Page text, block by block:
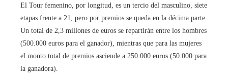
El Tour femenino, por longitud, es un tercio del masculino, siete
etapas frente a 21, pero por premios se queda en la décima parte.
Un total de 2,3 millones de euros se repartirán entre los hombres
(500.000 euros para el ganador), mientras que para las mujeres
el monto total de premios asciende a 250.000 euros (50.000 para
la ganadora).